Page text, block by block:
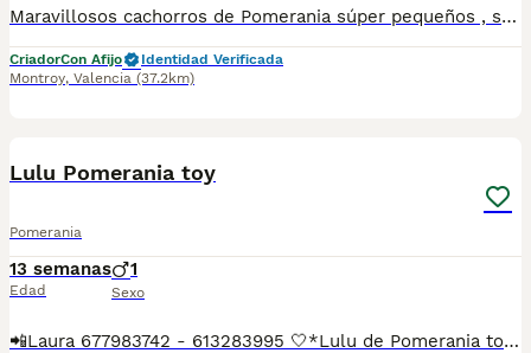
Maravillosos cachorros de Pomerania súper pequeños , se quedarán en una verdadera miniatura . Los padres viven con nosotros y son perros muy felices.
CriadorCon Afijo
Identidad Verificada
Montroy, Valencia (37.2km)
Lulu Pomerania toy
Pomerania
13 semanas
Edad
1
Sexo
📲Laura 677983742 - 613283995 🤍*Lulu de Pomerania toy su nombre es Peter*🤍 ¿Buscas un nuevo compañero para tu hogar? ❤️ Tenemos preciosos cachorros listos para encontrar una familia responsable. ✅ Vacunados ✅ Desparasitados ✅ Cartilla sanitaria ✅ Garantías incluidas ✅ Máxima atención y cuidado Se hacen envíos a toda España: Andalucía: Almería, Cádiz, Córdoba, Granada, Huelva, Jaén, Málaga, Sevilla.Aragón: Huesca, Teruel, Zaragoza.Asturias: Oviedo.Baleares: Palma.Canarias: Las Palmas de Gran Canaria, Santa Cruz de Tenerife.Cantabria: Santander.Castilla-La Mancha: Albacete, Ciudad Real, Cuenca, Guadalajara, Toledo.Castilla y León: Ávila, Burgos, León, Palencia, Salamanca, Segovia, Soria, Valladolid, Zamora.Cataluña: Barcelona, Gerona (Girona), Lérida (Lleida), Tarragona.Comunidad Valenciana: Alicante, Castellón de la Plana, Valencia.Extremadura: Badajoz, Cáceres.Galicia: La Coruña (A Coruña), Lugo, Orense (Ourense), Pontevedra.La Rioja: Logroño.Madrid: Madrid.Murcia: Murcia.Navarra: Pamplona.País Vasco: Bilbao (Vizcaya), San Sebastián (Guipúzcoa), Vitoria (Álava). 🐾 Cachorros sanos, sociables y criados con mucho cariño. 📲 ¡Pregunta sin compromiso por disponibilidad, fotos y precios por mensaje privado!